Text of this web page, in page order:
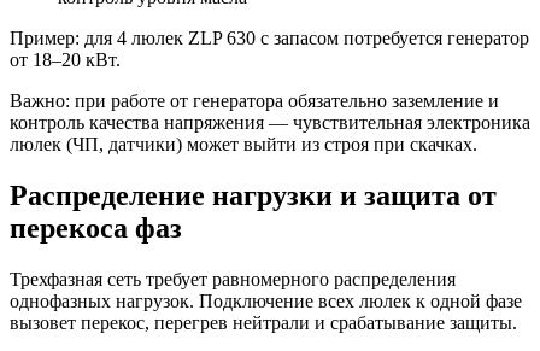
Пример: для 4 люлек ZLP 630 с запасом потребуется генератор
от 18–20 кВт.
Важно: при работе от генератора обязательно заземление и
контроль качества напряжения — чувствительная электроника
люлек (ЧП, датчики) может выйти из строя при скачках.
Распределение нагрузки и защита от
перекоса фаз
Трехфазная сеть требует равномерного распределения
однофазных нагрузок. Подключение всех люлек к одной фазе
вызовет перекос, перегрев нейтрали и срабатывание защиты.